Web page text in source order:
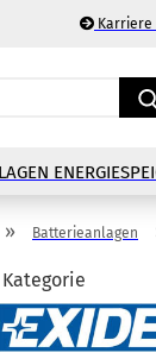
» Batterieanlagen